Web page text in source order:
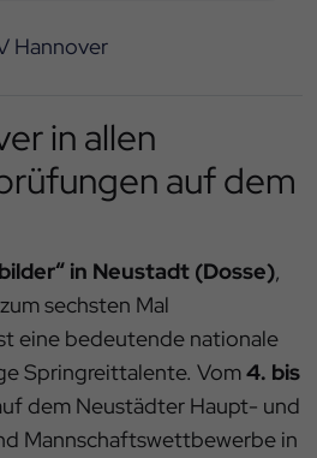
Hannover
in allen
auf dem
in Neustadt (Dosse),
sechsten Mal
eine bedeutende nationale
Springreittalente. Vom4. bis
dem Neustädter Haupt- und
Mannschaftswettbewerbe in